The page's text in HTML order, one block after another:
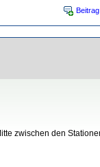
zwischen den